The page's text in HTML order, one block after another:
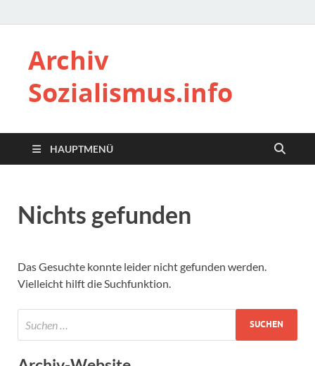
Archiv
Sozialismus.info
HAUPTMENÜ
Nichts gefunden
Das Gesuchte konnte leider nicht gefunden werden.
Vielleicht hilft die Suchfunktion.